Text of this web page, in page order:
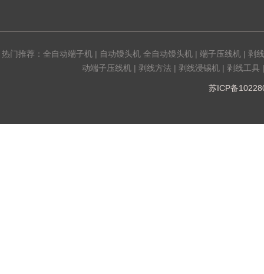
热门推荐： 全自动端子机 | 自动馒头机 全自动馒头机 | 端子压线机 | 剥
动端子压线机 | 剥线方法 | 剥线浸锡机 | 剥线工具 |
苏ICP备